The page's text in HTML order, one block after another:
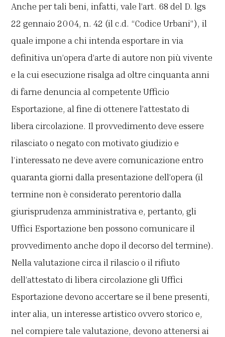
Anche per tali beni, infatti, vale l’art. 68 del D. lgs
22 gennaio 2004, n. 42 (il c.d. “Codice Urbani”), il
quale impone a chi intenda esportare in via
definitiva un’opera d’arte di autore non più vivente
e la cui esecuzione risalga ad oltre cinquanta anni
di farne denuncia al competente Ufficio
Esportazione, al fine di ottenere l’attestato di
libera circolazione. Il provvedimento deve essere
rilasciato o negato con motivato giudizio e
l’interessato ne deve avere comunicazione entro
quaranta giorni dalla presentazione dell’opera (il
termine non è considerato perentorio dalla
giurisprudenza amministrativa e, pertanto, gli
Uffici Esportazione ben possono comunicare il
provvedimento anche dopo il decorso del termine).
Nella valutazione circa il rilascio o il rifiuto
dell’attestato di libera circolazione gli Uffici
Esportazione devono accertare se il bene presenti,
inter alia, un interesse artistico ovvero storico e,
nel compiere tale valutazione, devono attenersi ai